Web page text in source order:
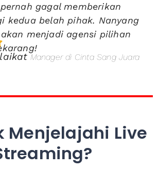
gagal memberikan
kedua belah pihak. Nanyang
menjadi agensi pilihan
Manager di Cinta Sang Juara
Menjelajahi Live